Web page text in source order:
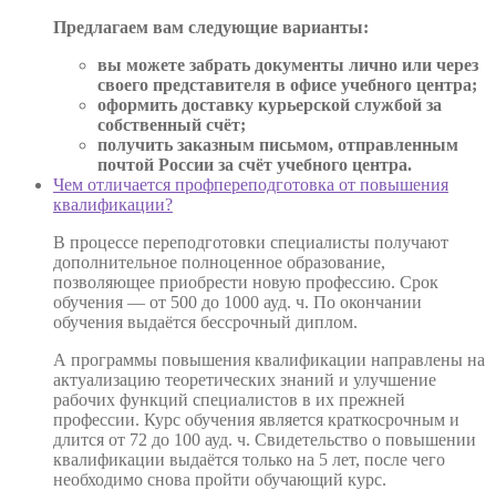
Предлагаем вам следующие варианты:
вы можете забрать документы лично или через
своего представителя в офисе учебного центра;
оформить доставку курьерской службой за
собственный счёт;
получить заказным письмом, отправленным
почтой России за счёт учебного центра.
Чем отличается профпереподготовка от повышения
квалификации?
В процессе переподготовки специалисты получают
дополнительное полноценное образование,
позволяющее приобрести новую профессию. Срок
обучения — от 500 до 1000 ауд. ч. По окончании
обучения выдаётся бессрочный диплом.
А программы повышения квалификации направлены на
актуализацию теоретических знаний и улучшение
рабочих функций специалистов в их прежней
профессии. Курс обучения является краткосрочным и
длится от 72 до 100 ауд. ч. Свидетельство о повышении
квалификации выдаётся только на 5 лет, после чего
необходимо снова пройти обучающий курс.